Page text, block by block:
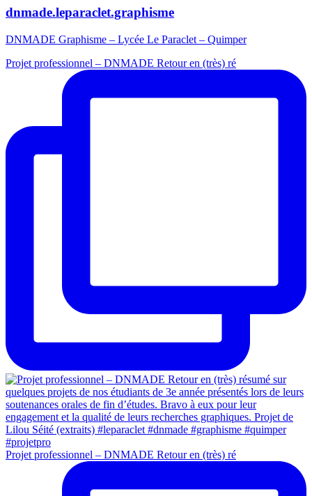
dnmade.leparaclet.graphisme
DNMADE Graphisme – Lycée Le Paraclet – Quimper
Projet professionnel – DNMADE Retour en (très) ré
Projet professionnel – DNMADE Retour en (très) ré